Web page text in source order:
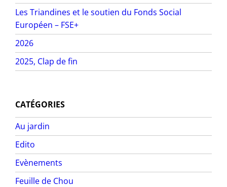
Les Triandines et le soutien du Fonds Social
Européen – FSE+
2026
2025, Clap de fin
CATÉGORIES
Au jardin
Edito
Evènements
Feuille de Chou